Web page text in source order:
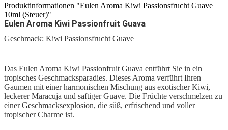
Produktinformationen "Eulen Aroma Kiwi Passionsfrucht Guave
10ml (Steuer)"
Eulen Aroma Kiwi Passionfruit Guava
Geschmack: Kiwi Passionsfrucht Guave
Das Eulen Aroma Kiwi Passionfruit Guava entführt Sie in ein
tropisches Geschmacksparadies. Dieses Aroma verführt Ihren
Gaumen mit einer harmonischen Mischung aus exotischer Kiwi,
leckerer Maracuja und saftiger Guave. Die Früchte verschmelzen zu
einer Geschmacksexplosion, die süß, erfrischend und voller
tropischer Charme ist.